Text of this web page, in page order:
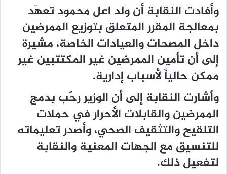
وأفادت النقابة أن ولد اعل محمود تعهّد
بمعالجة المقرر المتعلق بتوزيع الممرضين
داخل المصحات والعيادات الخاصة، مشيرة
إلى أن تأمين الممرضين غير المكتتبين غير
ممكن حالياً لأسباب إدارية.
وأشارت النقابة إلى أن الوزير رحّب بدمج
الممرضين والقابلات الأحرار في حملات
التلقيح والتثقيف الصحي، وأصدر تعليماته
للتنسيق مع الجهات المعنية والنقابة
لتفعيل ذلك.